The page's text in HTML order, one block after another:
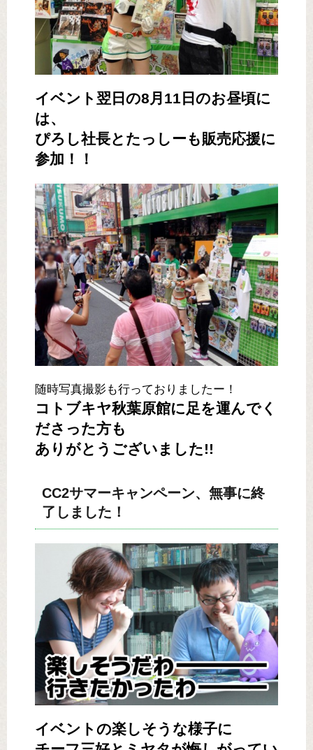
イベント翌日の8月11日のお昼頃に
は、
ぴろし社長とたっしーも販売応援に
参加！！
随時写真撮影も行っておりましたー！
コトブキヤ秋葉原館に足を運んでく
ださった方も
ありがとうございました!!
CC2サマーキャンペーン、無事に終
了しました！
イベントの楽しそうな様子に